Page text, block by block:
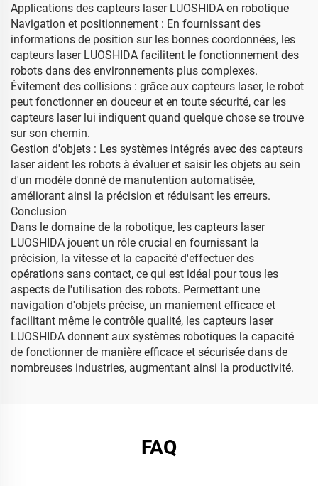
Applications des capteurs laser LUOSHIDA en robotique
Navigation et positionnement : En fournissant des
informations de position sur les bonnes coordonnées, les
capteurs laser LUOSHIDA facilitent le fonctionnement des
robots dans des environnements plus complexes.
Évitement des collisions : grâce aux capteurs laser, le robot
peut fonctionner en douceur et en toute sécurité, car les
capteurs laser lui indiquent quand quelque chose se trouve
sur son chemin.
Gestion d'objets : Les systèmes intégrés avec des capteurs
laser aident les robots à évaluer et saisir les objets au sein
d'un modèle donné de manutention automatisée,
améliorant ainsi la précision et réduisant les erreurs.
Conclusion
Dans le domaine de la robotique, les capteurs laser
LUOSHIDA jouent un rôle crucial en fournissant la
précision, la vitesse et la capacité d'effectuer des
opérations sans contact, ce qui est idéal pour tous les
aspects de l'utilisation des robots. Permettant une
navigation d'objets précise, un maniement efficace et
facilitant même le contrôle qualité, les capteurs laser
LUOSHIDA donnent aux systèmes robotiques la capacité
de fonctionner de manière efficace et sécurisée dans de
nombreuses industries, augmentant ainsi la productivité.
FAQ